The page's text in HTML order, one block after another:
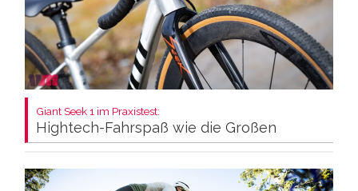
Giant Seek 1 im Praxistest:
Hightech-Fahrspaß wie die Großen